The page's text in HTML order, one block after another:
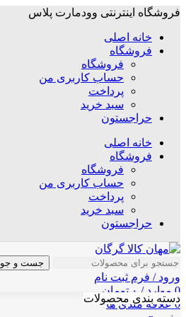
فروشگاه اینترنتی وودمارت پلاس
خانه اصلی
فروشگاه
فروشگاه
حساب کاربری من
پرداخت
سبد خرید
حراجستون
خانه اصلی
فروشگاه
فروشگاه
حساب کاربری من
پرداخت
سبد خرید
حراجستون
جست و جو
ورود / فرم ثبت نام
0 موارد / ۰ تومان
0 علاقه مندی ها
دسته بندی محصولات